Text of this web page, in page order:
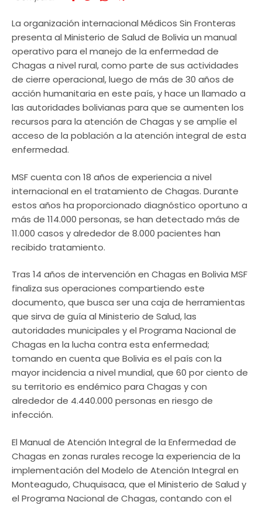
La organización internacional Médicos Sin Fronteras
presenta al Ministerio de Salud de Bolivia un manual
operativo para el manejo de la enfermedad de
Chagas a nivel rural, como parte de sus actividades
de cierre operacional, luego de más de 30 años de
acción humanitaria en este país, y hace un llamado a
las autoridades bolivianas para que se aumenten los
recursos para la atención de Chagas y se amplíe el
acceso de la población a la atención integral de esta
enfermedad.
MSF cuenta con 18 años de experiencia a nivel
internacional en el tratamiento de Chagas. Durante
estos años ha proporcionado diagnóstico oportuno a
más de 114.000 personas, se han detectado más de
11.000 casos y alrededor de 8.000 pacientes han
recibido tratamiento.
Tras 14 años de intervención en Chagas en Bolivia MSF
finaliza sus operaciones compartiendo este
documento, que busca ser una caja de herramientas
que sirva de guía al Ministerio de Salud, las
autoridades municipales y el Programa Nacional de
Chagas en la lucha contra esta enfermedad;
tomando en cuenta que Bolivia es el país con la
mayor incidencia a nivel mundial, que 60 por ciento de
su territorio es endémico para Chagas y con
alrededor de 4.440.000 personas en riesgo de
infección.
El Manual de Atención Integral de la Enfermedad de
Chagas en zonas rurales recoge la experiencia de la
implementación del Modelo de Atención Integral en
Monteagudo, Chuquisaca, que el Ministerio de Salud y
el Programa Nacional de Chagas, contando con el